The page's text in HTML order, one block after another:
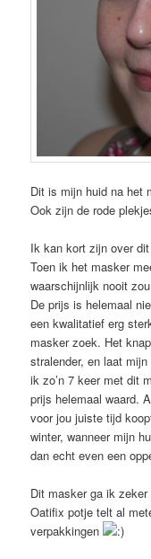
Dit is mijn huid na het
Ook zijn de rode
Ik kan kort zijn over
Toen ik het masker
waarschijnlijk nooit
De prijs is helemaal
een kwalitatief erg
masker zoek. Het
stralender, en laat
ik zo’n 7 keer met dit
prijs helemaal waard.
voor jou juiste tijd
winter, wanneer mijn
dan echt even een
Dit masker ga ik
Oatifix potje telt al
verpakkingen